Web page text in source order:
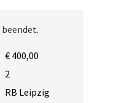
€ 400,00
2
RB Leipzig